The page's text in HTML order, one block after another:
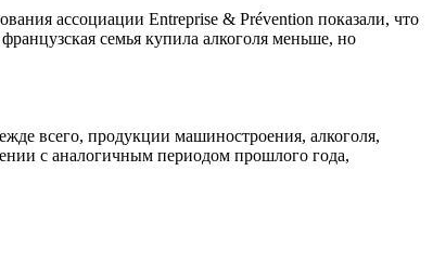
ассоциации Entreprise & Prévention показали, что
семья купила алкоголя меньше, но
всего, продукции машиностроения, алкоголя,
с аналогичным периодом прошлого года,